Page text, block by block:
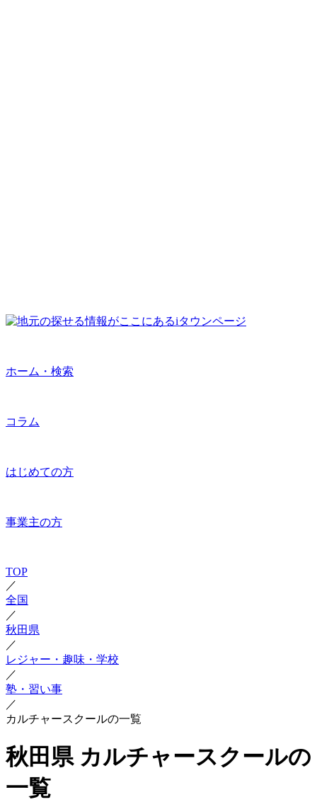
ホーム・検索
コラム
はじめての方
事業主の方
TOP
／
全国
／
秋田県
／
レジャー・趣味・学校
／
塾・習い事
／
カルチャースクールの一覧
秋田県 カルチャースクールの
一覧